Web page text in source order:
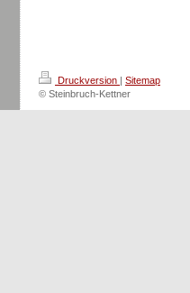
Druckversion | Sitemap
© Steinbruch-Kettner